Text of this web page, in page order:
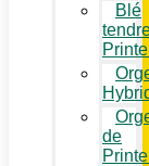
Blé
de